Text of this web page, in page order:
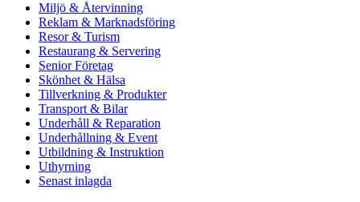
Miljö & Återvinning
Reklam & Marknadsföring
Resor & Turism
Restaurang & Servering
Senior Företag
Skönhet & Hälsa
Tillverkning & Produkter
Transport & Bilar
Underhåll & Reparation
Underhållning & Event
Utbildning & Instruktion
Uthyrning
Senast inlagda